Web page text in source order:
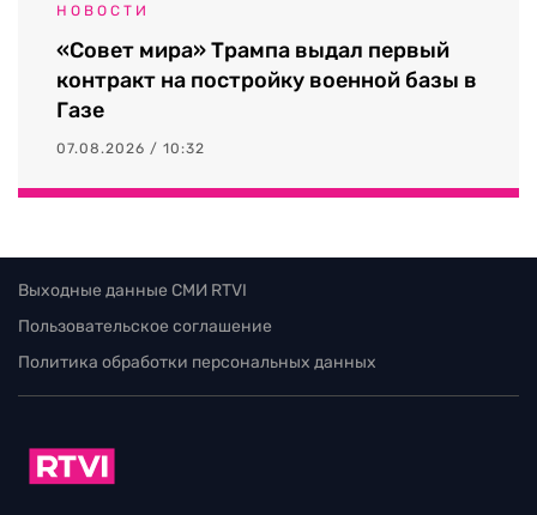
НОВОСТИ
«Совет мира» Трампа выдал первый
контракт на постройку военной базы в
Газе
07.08.2026 / 10:32
Выходные данные СМИ RTVI
Пользовательское соглашение
Политика обработки персональных данных